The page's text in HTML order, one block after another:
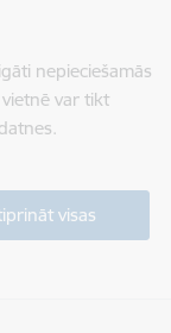
nepieciešamās
var tikt
visas